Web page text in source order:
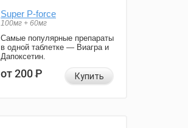
Super P-force
100мг + 60мг
Самые популярные препараты
в одной таблетке — Виагра и
Дапоксетин.
от 200Р Купить